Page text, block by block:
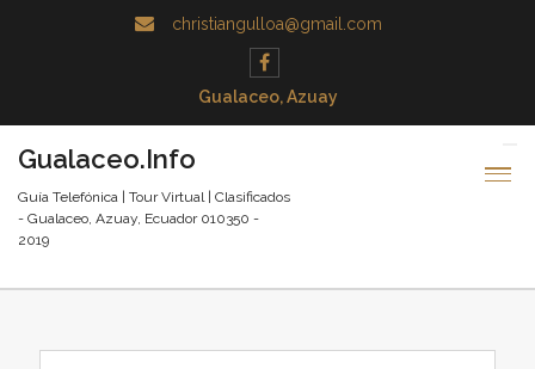
christiangulloa@gmail.com
Gualaceo, Azuay
Gualaceo.Info
Guía Telefónica | Tour Virtual | Clasificados
- Gualaceo, Azuay, Ecuador 010350 -
2019